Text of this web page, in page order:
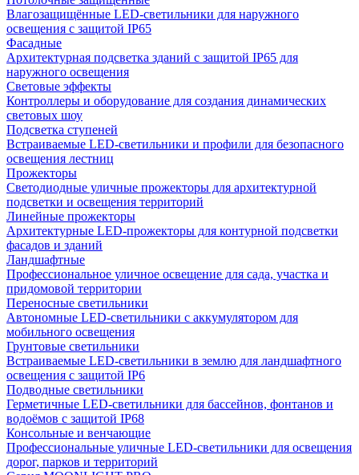
Влагозащищённые LED-светильники для наружного
освещения с защитой IP65
Фасадные
Архитектурная подсветка зданий с защитой IP65 для
наружного освещения
Световые эффекты
Контроллеры и оборудование для создания динамических
световых шоу
Подсветка ступеней
Встраиваемые LED-светильники и профили для безопасного
освещения лестниц
Прожекторы
Светодиодные уличные прожекторы для архитектурной
подсветки и освещения территорий
Линейные прожекторы
Архитектурные LED-прожекторы для контурной подсветки
фасадов и зданий
Ландшафтные
Профессиональное уличное освещение для сада, участка и
придомовой территории
Переносные светильники
Автономные LED-светильники с аккумулятором для
мобильного освещения
Грунтовые светильники
Встраиваемые LED-светильники в землю для ландшафтного
освещения с защитой IP6
Подводные светильники
Герметичные LED-светильники для бассейнов, фонтанов и
водоёмов с защитой IP68
Консольные и венчающие
Профессиональные уличные LED-светильники для освещения
дорог, парков и территорий